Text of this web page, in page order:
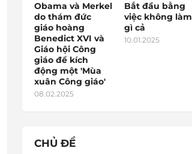
Obama và Merkel
do thám đức
giáo hoàng
Benedict XVI và
Giáo hội Công
giáo để kích
động một 'Mùa
xuân Công giáo'
08.02.2025
Bắt đầu bằng
việc không làm
gì cả
10.01.2025
CHỦ ĐỀ